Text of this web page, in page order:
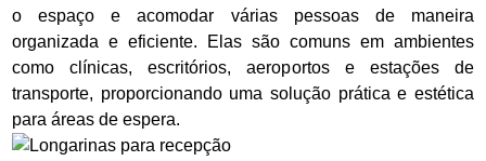
o espaço e acomodar várias pessoas de maneira
organizada e eficiente. Elas são comuns em ambientes
como clínicas, escritórios, aeroportos e estações de
transporte, proporcionando uma solução prática e estética
para áreas de espera.